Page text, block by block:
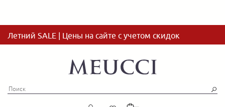
Летний SALE | Цены на сайте с учетом скидок